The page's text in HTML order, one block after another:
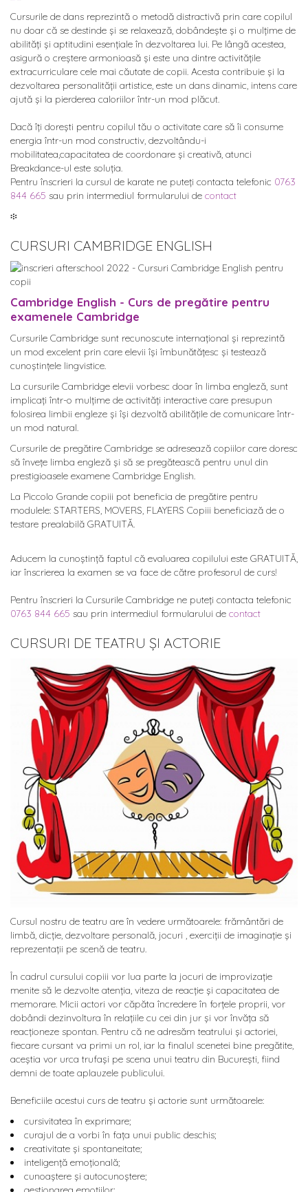
Cursurile de dans reprezintă o metodă distractivă prin care copilul
nu doar că se destinde și se relaxează, dobândește și o mulțime de
abilități și aptitudini esențiale în dezvoltarea lui. Pe lângă acestea,
asigură o creștere armonioasă și este una dintre activitățile
extracurriculare cele mai căutate de copii. Acesta contribuie și la
dezvoltarea personalității artistice, este un dans dinamic, intens care
ajută și la pierderea caloriilor într-un mod plăcut.
Dacă îți dorești pentru copilul tău o activitate care să îi consume
energia într-un mod constructiv, dezvoltându-i
mobilitatea,capacitatea de coordonare și creativă, atunci
Breakdance-ul este soluția.
Pentru înscrieri la cursul de karate ne puteți contacta telefonic 0763
844 665 sau prin intermediul formularului de contact
፨
CURSURI CAMBRIDGE ENGLISH
Cambridge English - Curs de pregătire pentru
examenele Cambridge
Cursurile Cambridge sunt recunoscute internațional și reprezintă
un mod excelent prin care elevii își îmbunătățesc și testează
cunoștințele lingvistice.
La cursurile Cambridge elevii vorbesc doar în limba engleză, sunt
implicați într-o mulțime de activități interactive care presupun
folosirea limbii engleze și își dezvoltă abilitățile de comunicare într-
un mod natural.
Cursurile de pregătire Cambridge se adresează copiilor care doresc
să învețe limba engleză și să se pregătească pentru unul din
prestigioasele examene Cambridge English.
La Piccolo Grande copiii pot beneficia de pregătire pentru
modulele: STARTERS, MOVERS, FLAYERS Copiii beneficiază de o
testare prealabilă GRATUITĂ.
Aducem la cunoștință faptul că evaluarea copilului este GRATUITĂ,
iar înscrierea la examen se va face de către profesorul de curs!
Pentru înscrieri la Cursurile Cambridge ne puteți contacta telefonic
0763 844 665 sau prin intermediul formularului de contact
CURSURI DE TEATRU ȘI ACTORIE
Cursul nostru de teatru are în vedere următoarele: frământări de
limbă, dicție, dezvoltare personală, jocuri , exerciții de imaginație și
reprezentații pe scenă de teatru.
În cadrul cursului copiii vor lua parte la jocuri de improvizație
menite să le dezvolte atenția, viteza de reacție și capacitatea de
memorare. Micii actori vor căpăta încredere în forțele proprii, vor
dobândi dezinvoltura în relațiile cu cei din jur și vor învăța să
reacționeze spontan. Pentru că ne adresăm teatrului și actoriei,
fiecare cursant va primi un rol, iar la finalul scenetei bine pregătite,
aceștia vor urca trufași pe scena unui teatru din București, fiind
demni de toate aplauzele publicului.
Beneficiile acestui curs de teatru și actorie sunt următoarele:
cursivitatea în exprimare;
curajul de a vorbi în fața unui public deschis;
creativitate și spontaneitate;
inteligență emoțională;
cunoaștere și autocunoștere;